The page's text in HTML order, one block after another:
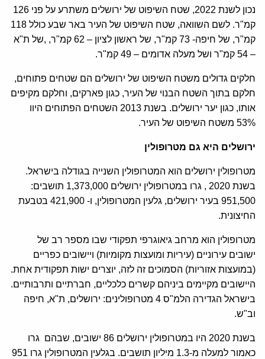
נכון לשנת 2022, שטח השיפוט של ירושלים משתרע על פני 126
קמ"ר. לשם השוואה, שטח השיפוט של העיר באר שבע כולל 118
קמ"ר, של חיפה- 73 קמ"ר, של ראשון לציון – 62 קמ"ר, ,של ת"א
– 54 קמ"ר ושל מעלה אדומים – 49 קמ"ר.
חלקים גדולים משטח השיפוט של ירושלים הם שטחים פתוחים,
חלקם בתוך השטח הבנוי של העיר, כגון פארקים, וחלקם מקיפים
אותו, כגון יער ירושלים. בשנת 2013 השטחים הפתוחים היוו
53% משטח השיפוט של העיר.
ירושלים היא גם מטרופולין
מטרופולין ירושלים הוא המטרופולין השנייה בגודלה בישראל.
בשנת 2020 , גרו במטרופולין ירושלים 1,373,000 תושבים:
951,500 בעיר ירושלים, גלעין המטרופולין, ו- 421,900 בטבעת
החיצונית.
מטרופולין הוא מרחב גיאוגרפי תפקודי שבו מספר רב של
ישובים עירוניים (עיריות ומועצות מקומיות) ויישובים כפריים
(במועצות אזוריות) הסמוכים זה לזה, יוצרים ישות תפקודית אחת.
היישובים מקיימים ביניהם קשרים כלכליים, חברתיים ותרבותיים.
בישראל הגדירה הלמ"ס 4 מטרופולינים: ירושלים, ת"א, חיפה
וב"ש.
בשנת 2020 היו במטרופולין ירושלים 86 ישובים, שבהם גרו
כאמור למעלה מ-1.3 מיליון תושבים. בגלעין המטרופולין גרו 951